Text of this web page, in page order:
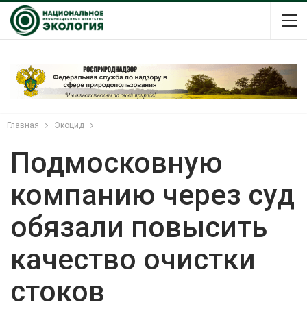
Главная Экоцид
Подмосковную
компанию через суд
обязали повысить
качество очистки
стоков